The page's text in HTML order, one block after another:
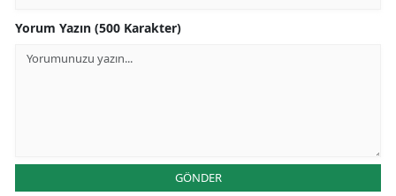
Yorum Yazın (500 Karakter)
GÖNDER